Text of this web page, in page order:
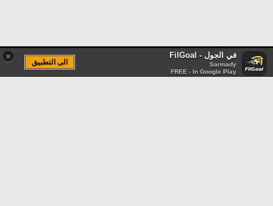
× في الجول - FilGoal
Sarmady
FREE - In Google Play
الى التطبيق